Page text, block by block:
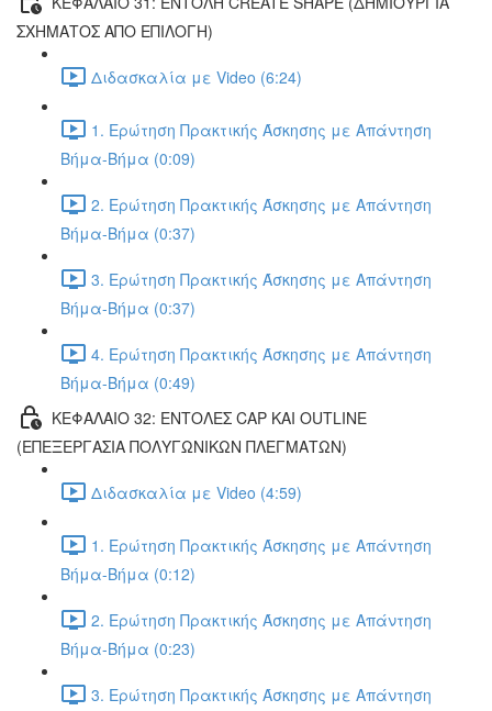
ΣΧΗΜΑΤΟΣ ΑΠΟ ΕΠΙΛΟΓΗ)
Διδασκαλία με Video (6:24)
1. Ερώτηση Πρακτικής Άσκησης με Απάντηση
Βήμα-Βήμα (0:09)
2. Ερώτηση Πρακτικής Άσκησης με Απάντηση
Βήμα-Βήμα (0:37)
3. Ερώτηση Πρακτικής Άσκησης με Απάντηση
Βήμα-Βήμα (0:37)
4. Ερώτηση Πρακτικής Άσκησης με Απάντηση
Βήμα-Βήμα (0:49)
ΚΕΦΑΛΑΙΟ 32: ΕΝΤΟΛΕΣ CAP ΚΑΙ OUTLINE
(ΕΠΕΞΕΡΓΑΣΙΑ ΠΟΛΥΓΩΝΙΚΩΝ ΠΛΕΓΜΑΤΩΝ)
Διδασκαλία με Video (4:59)
1. Ερώτηση Πρακτικής Άσκησης με Απάντηση
Βήμα-Βήμα (0:12)
2. Ερώτηση Πρακτικής Άσκησης με Απάντηση
Βήμα-Βήμα (0:23)
3. Ερώτηση Πρακτικής Άσκησης με Απάντηση